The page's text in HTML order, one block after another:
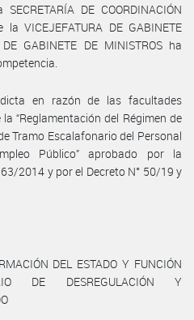
DE COORDINACIÓN
la VICEJEFATURA DE GABINETE
GABINETE DE MINISTROS ha
en razón de las facultades
“Reglamentación del Régimen de
Tramo Escalafonario del Personal
Público” aprobado por la
2014 y por el Decreto N° 50/19 y
DEL ESTADO Y FUNCIÓN
DE DESREGULACIÓN Y